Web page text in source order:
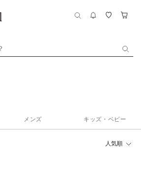
メンズ キッズ・ベビー
人気順